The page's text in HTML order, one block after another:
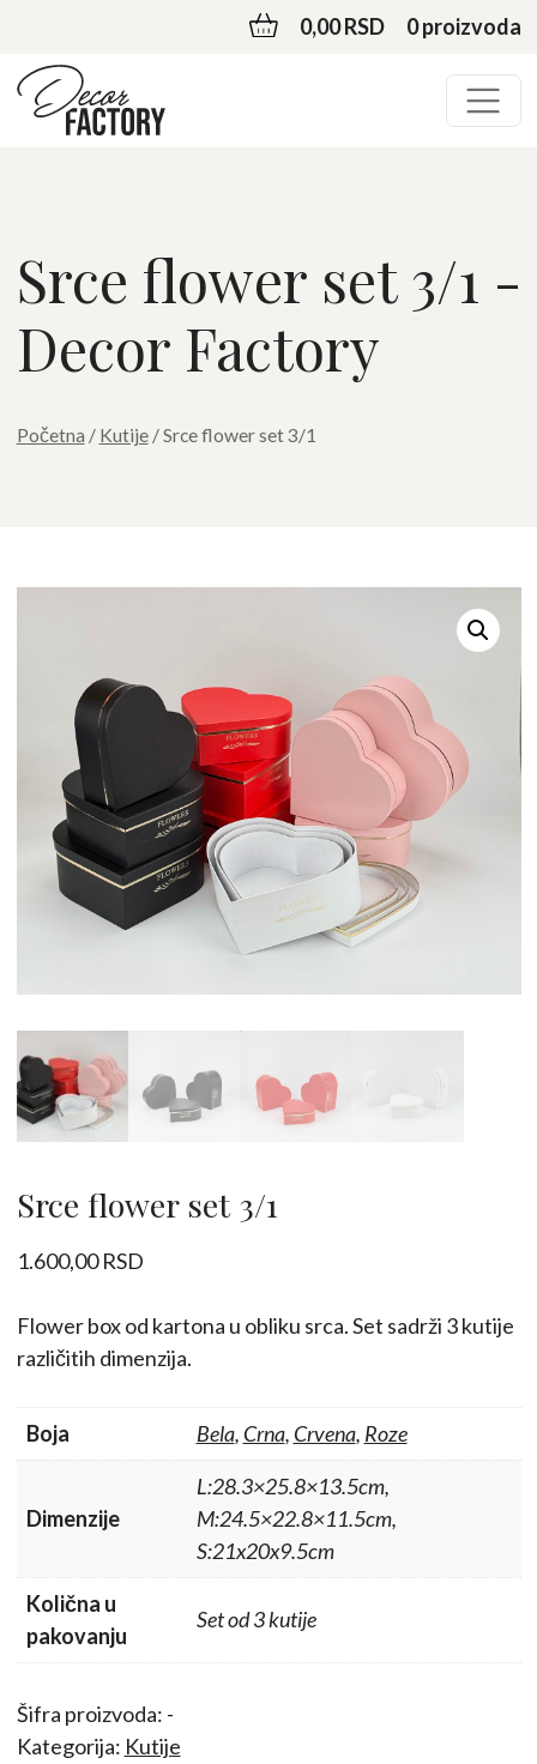
0,00 RSD 0 proizvoda
Srce flower set 3/1 -
Decor Factory
Početna / Kutije/ Srce flower set 3/1
Srce flower set 3/1
1.600,00RSD
Flower box od kartona u obliku srca. Set sadrži 3 kutije
različitih dimenzija.
Boja Bela, Crna, Crvena, Roze
Dimenzije
L:28.3×25.8×13.5cm,
M:24.5×22.8×11.5cm,
S:21x20x9.5cm
Količna u
pakovanju
Set od 3 kutije
Šifra proizvoda: -
Kategorija: Kutije